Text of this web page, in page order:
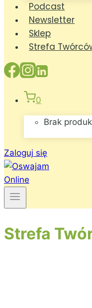
Podcast
Newsletter
Sklep
Strefa
0
Brak
Zaloguj się
Strefa